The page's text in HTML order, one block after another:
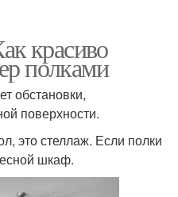
красиво
полками
обстановки,
поверхности.
это стеллаж. Если полки
шкаф.